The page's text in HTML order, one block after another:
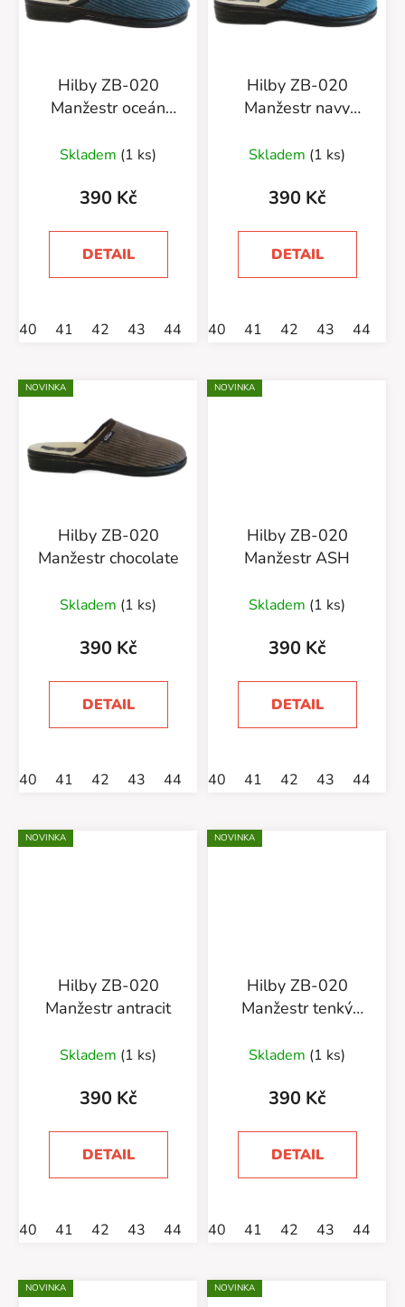
Hilby ZB-020
Manžestr oceán
Skladem (1 ks)
390 Kč
DETAIL
40 41 42 43 44 45 46
Hilby ZB-020
Manžestr navy
Skladem (1 ks)
390 Kč
DETAIL
40 41 42 43 44
NOVINKA
Hilby ZB-020
Manžestr chocolate
Skladem (1 ks)
390 Kč
DETAIL
40 41 42 43 44 45 46
NOVINKA
Hilby ZB-020
Manžestr ASH
Skladem (1 ks)
390 Kč
DETAIL
40 41 42 43 44
NOVINKA
Hilby ZB-020
Manžestr antracit
Skladem (1 ks)
390 Kč
DETAIL
40 41 42 43 44 45 46
NOVINKA
Hilby ZB-020
Manžestr tenký
Skladem (1 ks)
390 Kč
DETAIL
40 41 42 43 44
NOVINKA NOVINKA